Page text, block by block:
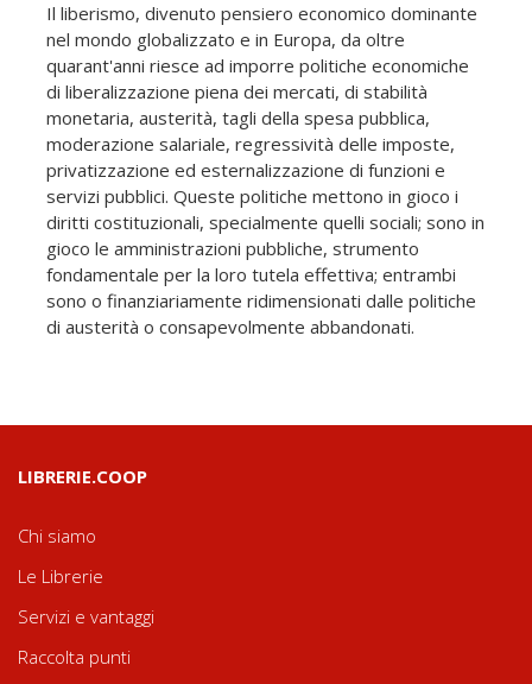
Il liberismo, divenuto pensiero economico dominante
nel mondo globalizzato e in Europa, da oltre
quarant'anni riesce ad imporre politiche economiche
di liberalizzazione piena dei mercati, di stabilità
monetaria, austerità, tagli della spesa pubblica,
moderazione salariale, regressività delle imposte,
privatizzazione ed esternalizzazione di funzioni e
servizi pubblici. Queste politiche mettono in gioco i
diritti costituzionali, specialmente quelli sociali; sono in
gioco le amministrazioni pubbliche, strumento
fondamentale per la loro tutela effettiva; entrambi
sono o finanziariamente ridimensionati dalle politiche
di austerità o consapevolmente abbandonati.
LIBRERIE.COOP
Chi siamo
Le Librerie
Servizi e vantaggi
Raccolta punti